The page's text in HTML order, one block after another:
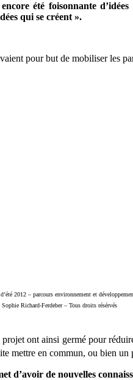
été foisonnante
qui se créent ».
pour but de mobiliser les
2012 – parcours environnement et
Sophie Richard-Ferdeber – Tous droits résérvés
projet ont ainsi germé pour
mettre en commun, ou bien
d’avoir de nouvelles